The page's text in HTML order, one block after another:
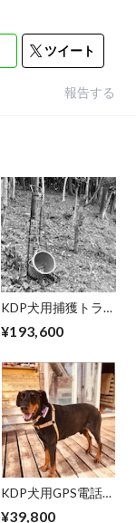
ツイート
報告する
KDP犬用捕獲トラ
ラ）
¥193,600
KDP犬用GPS電話番
¥39,800